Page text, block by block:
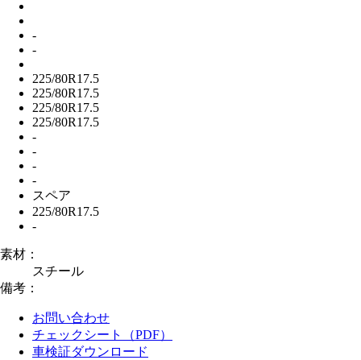
-
-
225/80R17.5
225/80R17.5
225/80R17.5
225/80R17.5
-
-
-
-
スペア
225/80R17.5
-
素材：
スチール
備考：
お問い合わせ
チェックシート（PDF）
車検証ダウンロード